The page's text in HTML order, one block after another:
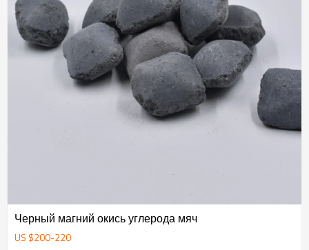
Черный магний окись углерода мяч
US $200-220